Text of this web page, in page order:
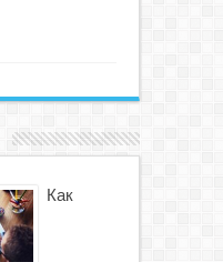
Как